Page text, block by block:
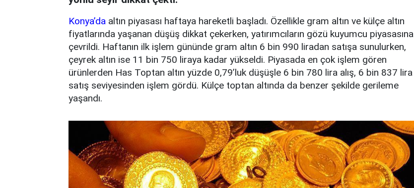
Konya’da altın piyasası haftaya hareketli başladı. Özellikle gram altın ve külçe altın
fiyatlarında yaşanan düşüş dikkat çekerken, yatırımcıların gözü kuyumcu piyasasına
çevrildi. Haftanın ilk işlem gününde gram altın 6 bin 990 liradan satışa sunulurken,
çeyrek altın ise 11 bin 750 liraya kadar yükseldi. Piyasada en çok işlem gören
ürünlerden Has Toptan altın yüzde 0,79’luk düşüşle 6 bin 780 lira alış, 6 bin 837 lira
satış seviyesinden işlem gördü. Külçe toptan altında da benzer şekilde gerileme
yaşandı.